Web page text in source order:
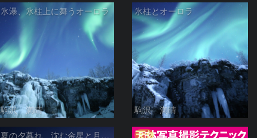
氷瀑、氷柱上に舞うオーロラ
駒沢 満晴
氷柱とオーロラ
駒沢 満晴
夏の夕暮れ 沈む金星と月 2026/7/20 PR